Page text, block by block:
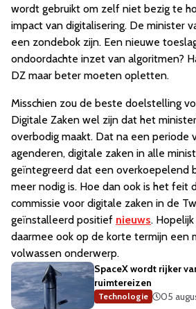
wordt gebruikt om zelf niet bezig te
impact van digitalisering. De minister
een zondebok zijn. Een nieuwe
ondoordachte inzet van algoritmen?
DZ maar beter moeten opletten.
Misschien zou de beste doelstelling
Digitale Zaken wel zijn dat het
overbodig maakt. Dat na een periode
agenderen, digitale zaken in alle
geïntegreerd dat een overkoepelend
meer nodig is. Hoe dan ook is het feit
commissie voor digitale zaken in de
geïnstalleerd positief nieuws.
daarmee ook op de korte termijn een
volwassen onderwerp.
SpaceX wordt rijker
ruimtereizen
Technologie
05